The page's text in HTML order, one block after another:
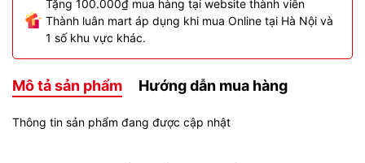
Tặng 100.000₫ mua hàng tại website thành viên
Thành luân mart áp dụng khi mua Online tại Hà Nội và
1 số khu vực khác.
Mô tả sản phẩm Hướng dẫn mua hàng
Thông tin sản phẩm đang được cập nhật